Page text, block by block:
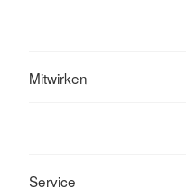
Mitwirken
Service